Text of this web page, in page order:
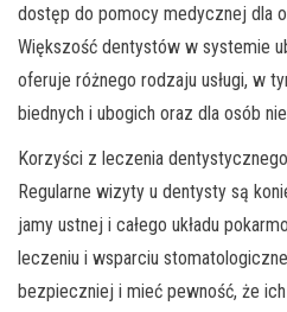
dostęp do pomocy medycznej dla
Większość dentystów w systemie
oferuje różnego rodzaju usługi, w
biednych i ubogich oraz dla osób
Korzyści z leczenia
Regularne wizyty u dentysty są
jamy ustnej i całego układu
leczeniu i wsparciu
bezpieczniej i mieć pewność, że